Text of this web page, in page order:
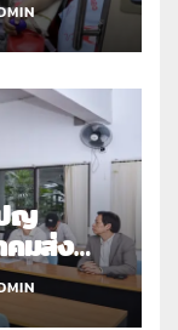
ญ
คมส่ง
วันสตรี